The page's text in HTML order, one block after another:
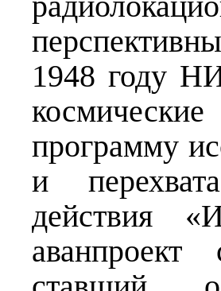
1948 году
программу
и
действия